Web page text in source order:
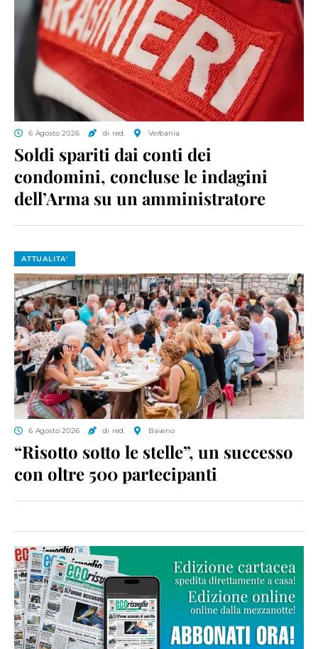
6 Agosto 2026 di red. Verbania
Soldi spariti dai conti dei
condomini, concluse le indagini
dell’Arma su un amministratore
ATTUALITA'
6 Agosto 2026 di red. Baveno
“Risotto sotto le stelle”, un successo
con oltre 500 partecipanti